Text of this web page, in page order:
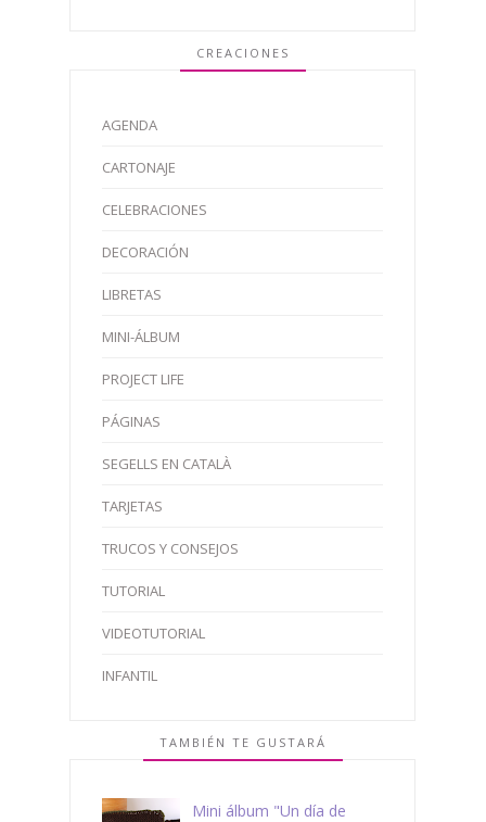
CREACIONES
AGENDA
CARTONAJE
CELEBRACIONES
DECORACIÓN
LIBRETAS
MINI-ÁLBUM
PROJECT LIFE
PÁGINAS
SEGELLS EN CATALÀ
TARJETAS
TRUCOS Y CONSEJOS
TUTORIAL
VIDEOTUTORIAL
INFANTIL
TAMBIÉN TE GUSTARÁ
Mini álbum "Un día de